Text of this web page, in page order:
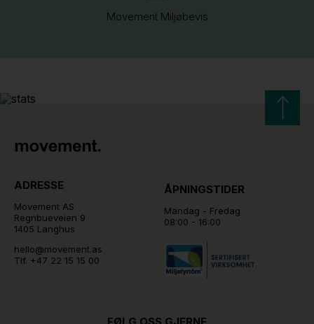
Movement Miljøbevis
ADRESSE
Movement AS
Regnbueveien 9
1405 Langhus
hello@movement.as
Tlf. +47 22 15 15 00
ÅPNINGSTIDER
Mandag - Fredag
08:00 - 16:00